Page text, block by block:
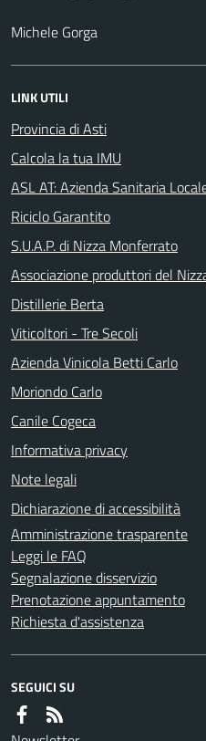
Michele Gorga
LINK UTILI
Provincia di Asti
Calcola la tua IMU
ASL AT: Azienda Sanitaria
Riciclo Garantito
S.U.A.P. di Nizza Monferrato
Associazione produttori del
Distillerie Berta
Viticoltori - Tre Secoli
Azienda Vinicola Betti Carlo
Moriondo Carlo
Canile Cogeca
Informativa privacy
Note legali
Dichiarazione di accessibilità
Amministrazione trasparente
Leggi le FAQ
Segnalazione disservizio
Prenotazione appuntamento
Richiesta d'assistenza
SEGUICI SU